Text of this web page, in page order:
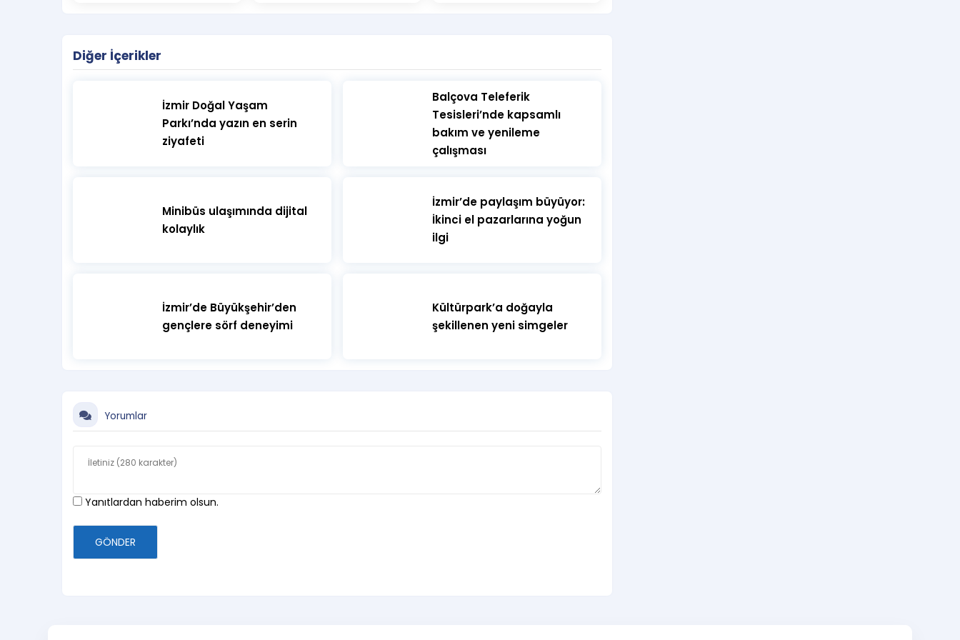
16:30 Fotoğraf çekimi
18:00 Çevre Temizliği
Diğer İçerikler
İzmir Doğal Yaşam
Parkı’nda yazın en serin
ziyafeti
​Balçova Teleferik
Tesisleri’nde kapsamlı
bakım ve yenileme
çalışması
Minibüs ulaşımında dijital
kolaylık
İzmir’de paylaşım büyüyor:
İkinci el pazarlarına yoğun
ilgi
İzmir’de Büyükşehir’den
gençlere sörf deneyimi
Kültürpark’a doğayla
şekillenen yeni simgeler
Yorumlar
Yanıtlardan haberim olsun.
GÖNDER